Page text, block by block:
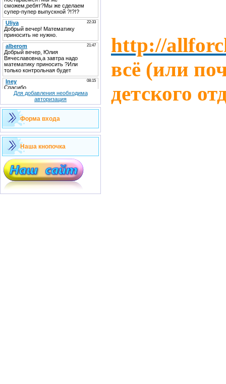
Для добавления необходима
авторизация
Форма входа
Наша кнопочка
http://
всё (или
детского